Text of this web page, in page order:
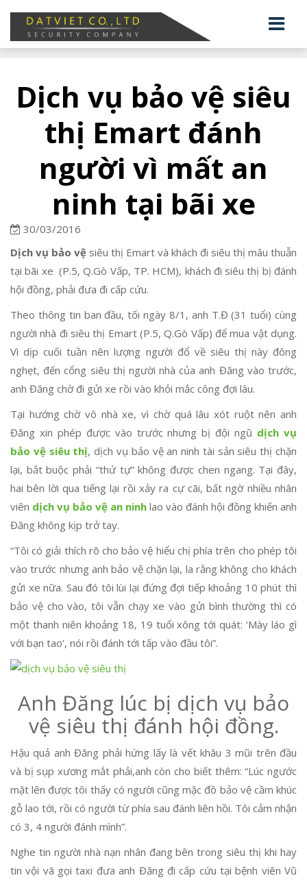
Dịch vụ bảo vệ siêu
thị Emart đánh
người vì mất an
ninh tại bãi xe
30/03/2016
Dịch vụ bảo vệ siêu thị Emart và khách đi siêu thị mâu thuẫn
tại bãi xe (P.5, Q.Gò Vấp, TP. HCM), khách đi siêu thị bị đánh
hội đồng, phải đưa đi cấp cứu.
Theo thông tin ban đầu, tối ngày 8/1, anh T.Đ (31 tuổi) cùng
người nhà đi siêu thị Emart (P.5, Q.Gò Vấp) để mua vật dụng.
Vì dịp cuối tuần nên lượng người đổ về siêu thị này đông
nghẹt, đến cổng siêu thị người nhà của anh Đăng vào trước,
anh Đăng chờ đi gửi xe rồi vào khỏi mắc công đợi lâu.
Tại hướng chờ vô nhà xe, vì chờ quá lâu xót ruột nên anh
Đăng xin phép được vào trước nhưng bị đội ngũ dịch vụ
bảo vệ siêu thị, dịch vụ bảo vệ an ninh tài sản siêu thị chặn
lại, bắt buộc phải “thứ tự” không được chen ngang. Tại đây,
hai bên lời qua tiếng lại rồi xảy ra cự cãi, bất ngờ nhiều nhân
viên dịch vụ bảo vệ an ninh lao vào đánh hội đồng khiến anh
Đăng không kịp trở tay.
“Tôi có giải thích rõ cho bảo vệ hiểu chị phía trên cho phép tôi
vào trước nhưng anh bảo vệ chặn lại, la rằng không cho khách
gửi xe nữa. Sau đó tôi lùi lại đứng đợi tiếp khoảng 10 phút thì
bảo vệ cho vào, tôi vẫn chạy xe vào gửi bình thường thì có
một thanh niên khoảng 18, 19 tuổi xông tới quát: ‘Mày láo gì
với bạn tao’, nói rồi đánh tới tấp vào đầu tôi”.
Anh Đăng lúc bị dịch vụ bảo
vệ siêu thị đánh hội đồng.
Hậu quả anh Đăng phải hứng lấy là vết khâu 3 mũi trên đầu
và bị sụp xương mắt phải,anh còn cho biết thêm: “Lúc ngước
mặt lên được tôi thấy có người cũng mặc đồ bảo vệ cầm khúc
gỗ lao tới, rồi có người từ phía sau đánh liên hồi. Tôi cảm nhận
có 3, 4 người đánh mình”.
Nghe tin người nhà nạn nhân đang bên trong siêu thị khi hay
tin vội vã gọi taxi đưa anh Đăng đi cấp cứu tại bệnh viên Vũ